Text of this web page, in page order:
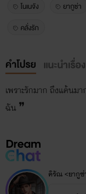
โนเนจัง ยากูซ่า
คลั่งรัก
คำโปรย แนะนำเรื่อง
เพราะรักมาก ถึงแค้นม
ฉัน ❞
คิรัณ <ยากูซ่